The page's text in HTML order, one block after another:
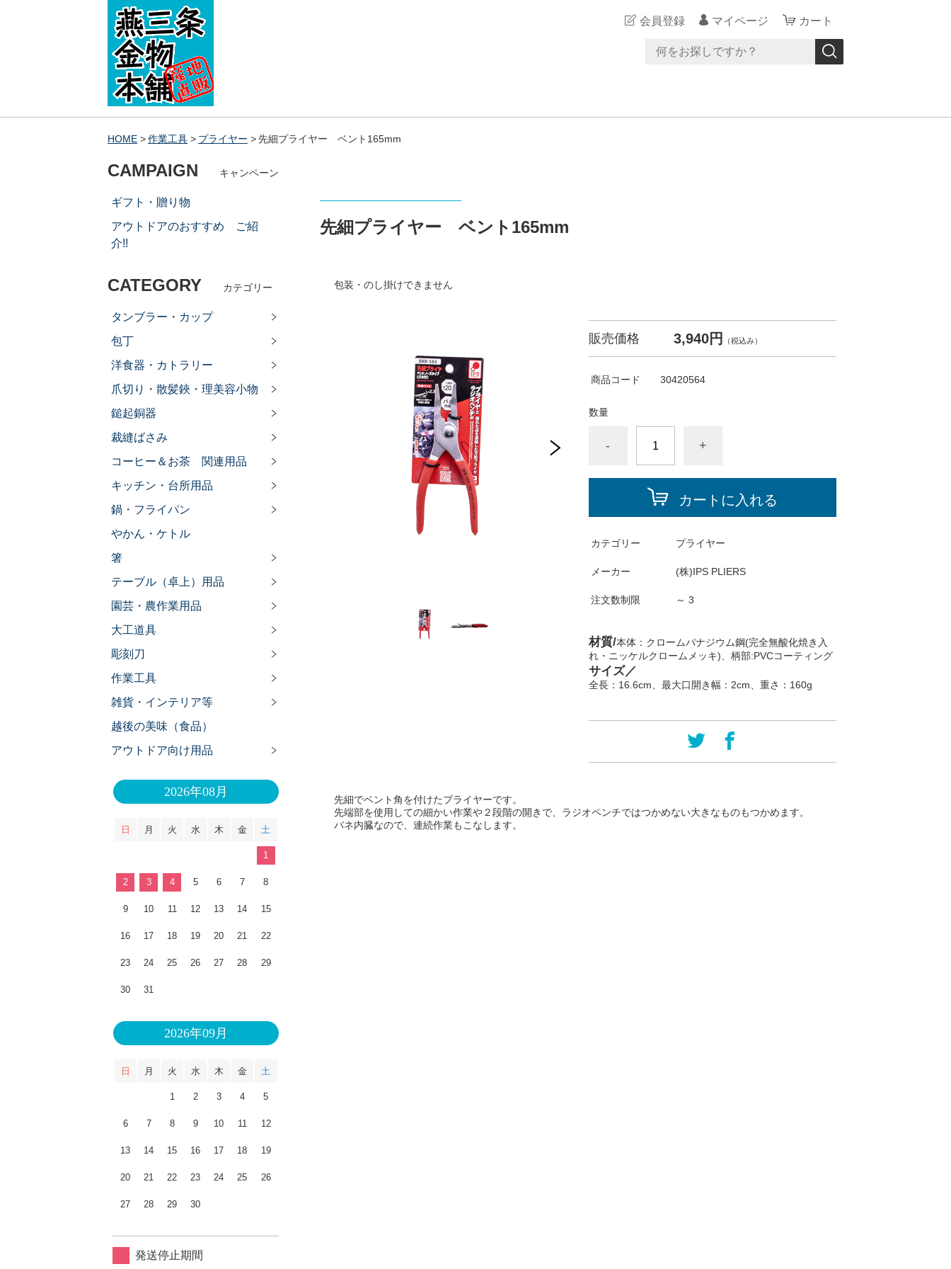
会員登録 マイページ カート
HOME 作業工具 プライヤー 先細プライヤー ベント165mm
先細プライヤー ベント165mm
包装・のし掛けできません
販売価格 3,940円 （税込み）
商品コード 30420564
数量
- +
カートに入れる
カテゴリー プライヤー
メーカー (株)IPS PLIERS
注文数制限 ～ 3
材質/本体：クロームパナジウム鋼(完全無酸化焼き入
れ・ニッケルクロームメッキ)、柄部:PVCコーティング
サイズ／
全長：16.6cm、最大口開き幅：2cm、重さ：160g
先細でベント角を付けたプライヤーです。
先端部を使用しての細かい作業や２段階の開きで、ラジオペンチではつかめない大きなものもつかめます。
バネ内臓なので、連続作業もこなします。
CAMPAIGN キャンペーン
ギフト・贈り物
アウトドアのおすすめ ご紹
介!!
CATEGORY カテゴリー
タンブラー・カップ
包丁
洋食器・カトラリー
爪切り・散髪鋏・理美容小物
鎚起銅器
裁縫ばさみ
コーヒー＆お茶 関連用品
キッチン・台所用品
鍋・フライパン
やかん・ケトル
箸
テーブル（卓上）用品
園芸・農作業用品
大工道具
彫刻刀
作業工具
雑貨・インテリア等
越後の美味（食品）
アウトドア向け用品
2026年08月
日 月 火 水 木 金 土
1
2 3 4 5 6 7 8
9 10 11 12 13 14 15
16 17 18 19 20 21 22
23 24 25 26 27 28 29
30 31
2026年09月
日 月 火 水 木 金 土
1 2 3 4 5
6 7 8 9 10 11 12
13 14 15 16 17 18 19
20 21 22 23 24 25 26
27 28 29 30
発送停止期間